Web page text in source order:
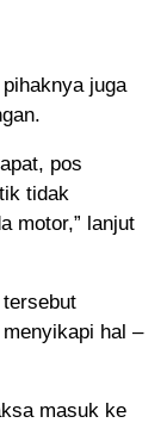
juga
pos
tidak
motor,” lanjut
hal –
masuk ke